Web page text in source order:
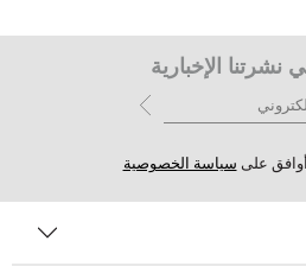
الإخبارية
على سياسة الخصوصية